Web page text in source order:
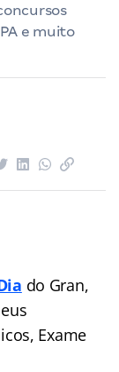
e muito
do Gran,
Exame